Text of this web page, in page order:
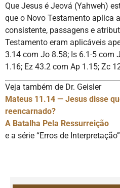
Que Jesus é Jeová (Yahweh)
que o Novo Testamento aplica
consistente, passagens e
Testamento eram aplicáveis
3.14 com Jo 8.58; Is 6.1-5 com
1.16; Ez 43.2 com Ap 1.15; Zc
Veja também de Dr. Geisler
Mateus 11.14 — Jesus disse
reencarnado?
A Batalha Pela Ressurreição
e a série “Erros de